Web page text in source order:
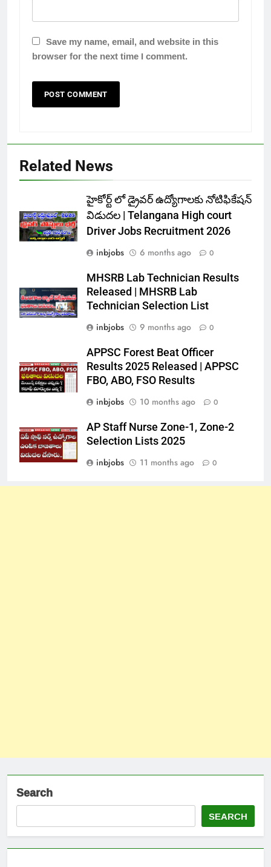
Save my name, email, and website in this
browser for the next time I comment.
Related News
హైకోర్ట్ లో డ్రైవర్ ఉద్యోగాలకు నోటిఫికేషన్
విడుదల | Telangana High court
Driver Jobs Recruitment 2026
inbjobs
6 months ago 0
MHSRB Lab Technician Results
Released | MHSRB Lab
Technician Selection List
inbjobs
9 months ago 0
APPSC Forest Beat Officer
Results 2025 Released | APPSC
FBO, ABO, FSO Results
inbjobs
10 months ago 0
AP Staff Nurse Zone-1, Zone-2
Selection Lists 2025
inbjobs
11 months ago 0
Search
SEARCH